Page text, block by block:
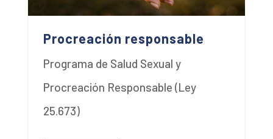
Procreación responsable
Programa de Salud Sexual y
Procreación Responsable (Ley
25.673)